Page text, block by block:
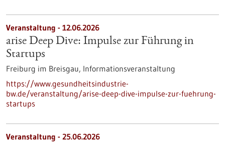
Veranstaltung - 12.06.2026
arise Deep Dive: Impulse zur Führung in
Startups
Freiburg im Breisgau, Informationsveranstaltung
https://www.gesundheitsindustrie-
bw.de/veranstaltung/arise-deep-dive-impulse-zur-fuehrung-
startups
Veranstaltung - 25.06.2026